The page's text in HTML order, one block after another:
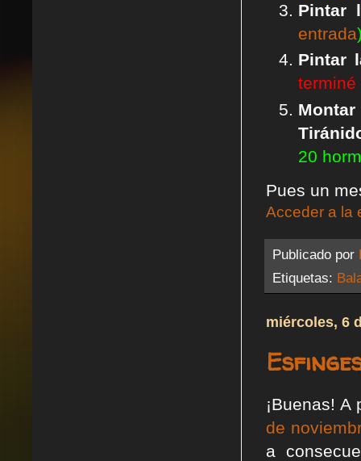
Pintar
entrada
Pintar
terminé
20
Pues un
Acceder a la
Publicado por
Etiquetas:
miércoles, 6
¡Buenas!
de
a